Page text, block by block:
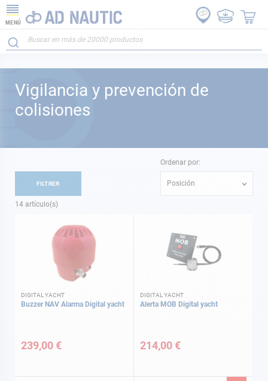
MENÚ
Vigilancia y prevención de
colisiones
14 artículo(s)
Ordenar por:
Posición
DIGITAL YACHT
Buzzer NAV Alarma Digital yacht
239,00 €
DIGITAL YACHT
Alerta MOB Digital yacht
214,00 €
FILTRER